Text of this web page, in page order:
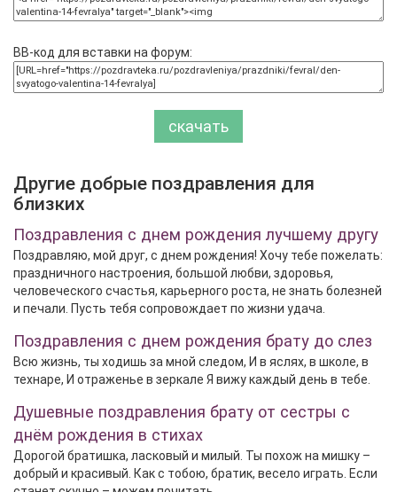
BB-код для вставки на форум:
скачать
Другие добрые поздравления для
близких
Поздравления с днем рождения лучшему другу
Поздравляю, мой друг, с днем рождения! Хочу тебе пожелать:
праздничного настроения, большой любви, здоровья,
человеческого счастья, карьерного роста, не знать болезней
и печали. Пусть тебя сопровождает по жизни удача.
Поздравления с днем рождения брату до слез
Всю жизнь, ты ходишь за мной следом, И в яслях, в школе, в
технаре, И отраженье в зеркале Я вижу каждый день в тебе.
Душевные поздравления брату от сестры с
днём рождения в стихах
Дорогой братишка, ласковый и милый. Ты похож на мишку –
добрый и красивый. Как с тобою, братик, весело играть. Если